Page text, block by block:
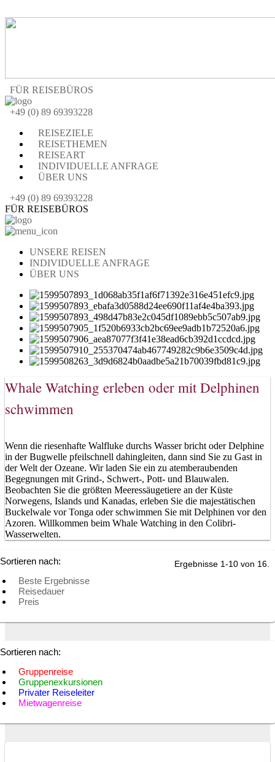
FÜR REISEBÜROS
+49 (0) 89 69393228
REISEZIELE
REISETHEMEN
REISEART
INDIVIDUELLE ANFRAGE
ÜBER UNS
+49 (0) 89 69393228
FÜR REISEBÜROS
UNSERE REISEN
INDIVIDUELLE ANFRAGE
ÜBER UNS
Whale Watching erleben oder mit Delphinen
schwimmen
Wenn die riesenhafte Walfluke durchs Wasser bricht oder Delphine
in der Bugwelle pfeilschnell dahingleiten, dann sind Sie zu Gast in
der Welt der Ozeane. Wir laden Sie ein zu atemberaubenden
Begegnungen mit Grind-, Schwert-, Pott- und Blauwalen.
Beobachten Sie die größten Meeressäugetiere an der Küste
Norwegens, Islands und Kanadas, erleben Sie die majestätischen
Buckelwale vor Tonga oder schwimmen Sie mit Delphinen vor den
Azoren. Willkommen beim Whale Watching in den Colibri-
Wasserwelten.
Sortieren nach:
Beste Ergebnisse
Reisedauer
Preis
Ergebnisse 1-10 von 16.
Sortieren nach:
Gruppenreise
Gruppenexkursionen
Privater Reiseleiter
Mietwagenreise